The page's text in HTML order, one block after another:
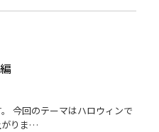
今回のテーマはハロウィンで
がりま…